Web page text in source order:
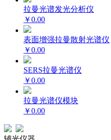
拉曼光谱发光分析仪
￥0.00
表面增强拉曼散射光谱仪
￥0.00
SERS拉曼光谱仪
￥0.00
拉曼光谱仪模块
￥0.00